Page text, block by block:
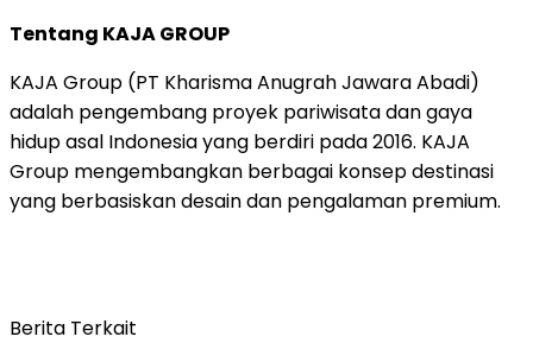
Tentang KAJA GROUP
KAJA Group (PT Kharisma Anugrah Jawara Abadi)
adalah pengembang proyek pariwisata dan gaya
hidup asal Indonesia yang berdiri pada 2016. KAJA
Group mengembangkan berbagai konsep destinasi
yang berbasiskan desain dan pengalaman premium.
Berita Terkait